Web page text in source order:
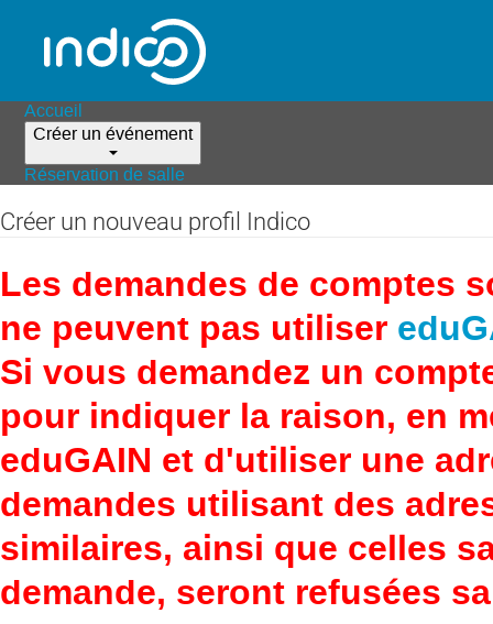
Accueil
Créer un événement
Réservation de salle
Créer un nouveau profil Indico
Les demandes de comptes
ne peuvent pas utiliser
Si vous demandez un
pour indiquer la raison, en
eduGAIN et d'utiliser une
demandes utilisant des
similaires, ainsi que celles
demande, seront refusées